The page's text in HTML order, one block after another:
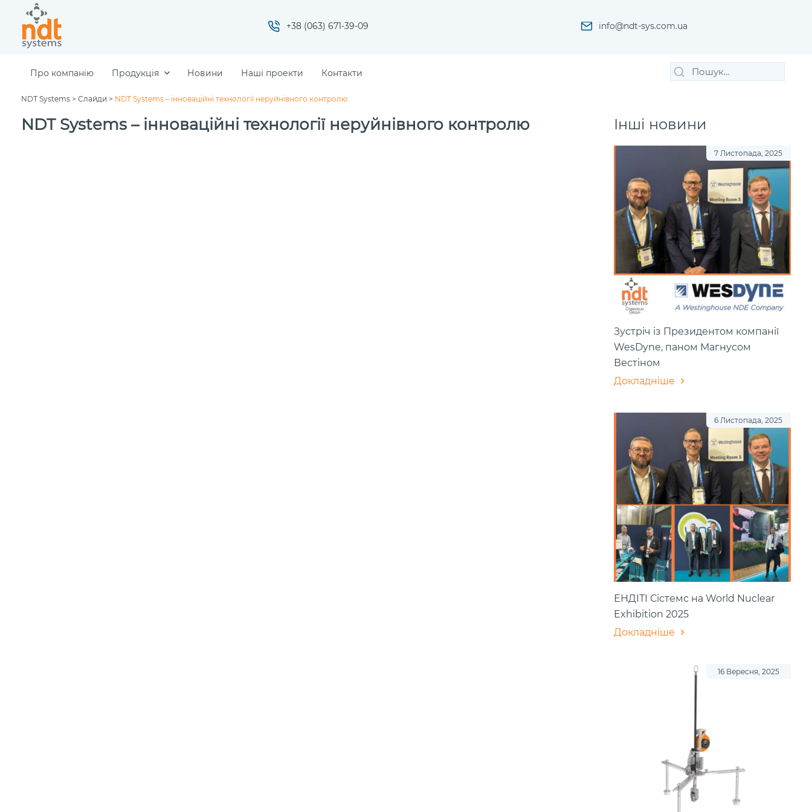
+38 (063) 671-39-09 info@ndt-sys.com.ua
Про компанію Продукція Новини Наші проекти Контакти
Пошук
за
Шукати
NDT Systems > Слайди > NDT Systems – інноваційні технології неруйнівного контролю
NDT Systems – інноваційні технології неруйнівного контролю Інші новини
7 Листопада, 2025
Зустріч із Президентом компанії
WesDyne, паном Магнусом
Вестіном
Докладніше
6 Листопада, 2025
ЕНДІТІ Сістемс на World Nuclear
Exhibition 2025
Докладніше
16 Вересня, 2025